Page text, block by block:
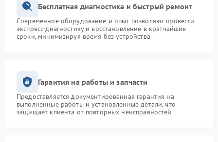
Бесплатная диагностика и быстрый ремонт
Современное оборудование и опыт позволяют провести
экспресс-диагностику и восстановление в кратчайшие
сроки, минимизируя время без устройства
Гарантия на работы и запчасти
Предоставляется документированная гарантия на
выполненные работы и установленные детали, что
защищает клиента от повторных неисправностей